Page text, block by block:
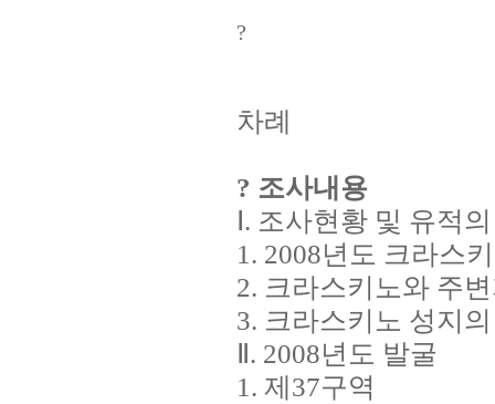
?
차례
? 조사내용
Ⅰ. 조사현황 및 유적
1. 2008년도 크라스
2. 크라스키노와 주
3. 크라스키노 성지
Ⅱ. 2008년도 발굴
1. 제37구역